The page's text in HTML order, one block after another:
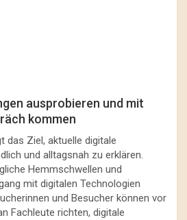
ausprobieren und mit
kommen
das Ziel, aktuelle digitale
und alltagsnah zu erklären.
Hemmschwellen und
mit digitalen Technologien
und Besucher können vor
Fachleute richten, digitale